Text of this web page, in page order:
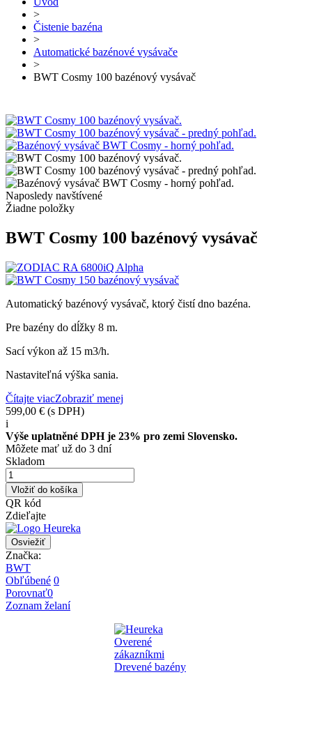
>
Čistenie bazéna
>
Automatické bazénové vysávače
>
BWT Cosmy 100 bazénový vysávač
Naposledy navštívené
Žiadne položky
BWT Cosmy 100 bazénový vysávač
Automatický bazénový vysávač, ktorý čistí dno bazéna.
Pre bazény do dĺžky 8 m.
Sací výkon až 15 m3/h.
Nastaviteľná výška sania.
Čítajte viacZobraziť menej
599,00 € (s DPH)
i
Výše uplatněné DPH je 23% pro zemi Slovensko.
Môžete mať už do 3 dní
Skladom
Vložiť do košíka
QR kód
Zdieľajte
Značka:
BWT
Obľúbené 0
Porovnať0
Zoznam želaní